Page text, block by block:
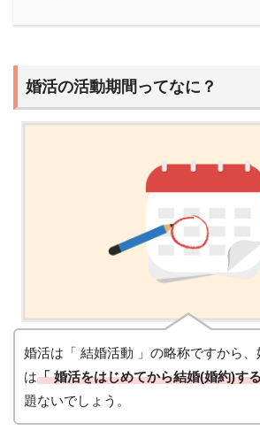
婚活の活動期間ってなに？
婚活は「 結婚活動 」の略称ですから、
は「 婚活をはじめてから結婚(婚約)す
題ないでしょう。